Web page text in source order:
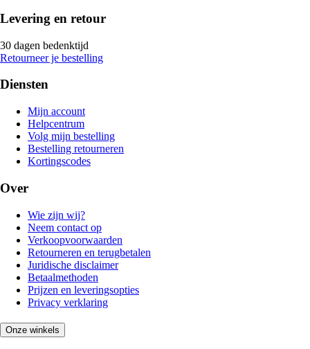
Levering en retour
30 dagen bedenktijd
Retourneer je bestelling
Diensten
Mijn account
Helpcentrum
Volg mijn bestelling
Bestelling retourneren
Kortingscodes
Over
Wie zijn wij?
Neem contact op
Verkoopvoorwaarden
Retourneren en terugbetalen
Juridische disclaimer
Betaalmethoden
Prijzen en leveringsopties
Privacy verklaring
Onze winkels